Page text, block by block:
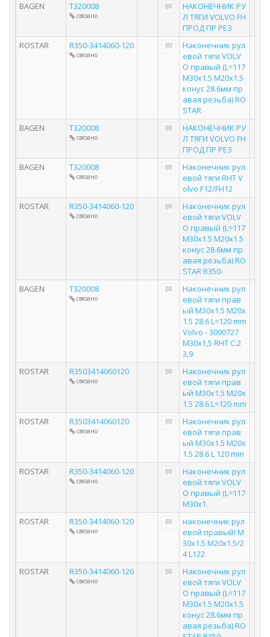
BAGEN
T320008
связано
НАКОНЕЧНИК РУ
Л ТЯГИ VOLVO FH
ПРОД ПР РЕЗ
ROSTAR
R350-3414060-120
связано
Наконечник рул
евой тяги VOLV
O правый (L=117
M30x1.5 M20x1.5
конус 28.6мм пр
авая резьба) RO
STAR
BAGEN
T320008
связано
НАКОНЕЧНИК РУ
Л ТЯГИ VOLVO FH
ПРОД ПР РЕЗ
BAGEN
T320008
связано
Наконечник рул
евой тяги RHT V
olvo F12/FH12
ROSTAR
R350-3414060-120
связано
Наконечник рул
евой тяги VOLV
O правый (L=117
M30x1.5 M20x1.5
конус 28.6мм пр
авая резьба) RO
STAR R350-
BAGEN
T320008
связано
Наконечник рул
евой тяги прав
ый M30x1.5 M20x
1.5 28.6 L=120 mm
Volvo - 3090727
M30x1,5 RHT C:2
3,9
ROSTAR
R3503414060120
связано
Наконечник рул
евой тяги прав
ый M30x1.5 M20x
1.5 28.6 L=120 mm
ROSTAR
R3503414060120
связано
Наконечник рул
евой тяги прав
ый M30x1.5 M20x
1.5 28.6 L 120 mm
ROSTAR
R350-3414060-120
связано
Наконечник рул
евой тяги VOLV
O правый (L=117
M30x1.
ROSTAR
R350-3414060-120
связано
наконечник рул
евой правый! M
30x1.5 M20x1.5/2
4 L122
ROSTAR
R350-3414060-120
связано
Наконечник рул
евой тяги VOLV
O правый (L=117
M30x1.5 M20x1.5
конус 28.6мм пр
авая резьба) RO